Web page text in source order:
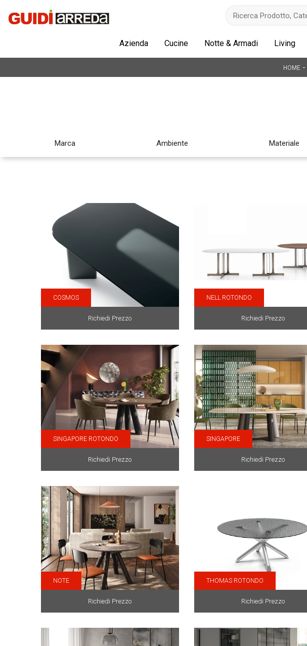
Azienda Cucine Notte & Armadi Living
HOME -
Marca Ambiente Materiale
COSMOS
Richiedi Prezzo
NELL ROTONDO
Richiedi Prezzo
SINGAPORE ROTONDO
Richiedi Prezzo
SINGAPORE
Richiedi Prezzo
NOTE
Richiedi Prezzo
THOMAS ROTONDO
Richiedi Prezzo